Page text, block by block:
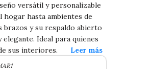
versátil y personalizable
hogar hasta ambientes de
brazos y su respaldo abierto
Ideal para quienes
sus interiores.